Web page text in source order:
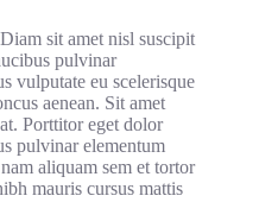
sit amet nisl suscipit
pulvinar
vulputate eu scelerisque
aenean. Sit amet
Porttitor eget dolor
pulvinar elementum
aliquam sem et tortor
mauris cursus mattis